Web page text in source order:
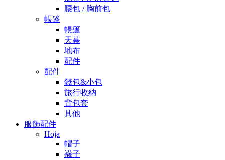
腰包 / 胸前包
帳篷
帳篷
天幕
地布
配件
配件
錢包&小包
旅行收納
背包套
其他
服飾配件
Hoja
帽子
襪子